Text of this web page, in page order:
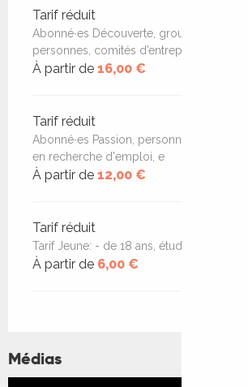
Tarif réduit
Abonné∙es Découverte, groupes à partir
personnes, comités d’entreprise
À partir de 16,00 €
Tarif réduit
Abonné∙es Passion, personnes en
en recherche d'emploi, e
À partir de 12,00 €
Tarif réduit
Tarif Jeune: - de 18 ans, étudiant∙es de -
À partir de 6,00 €
Médias